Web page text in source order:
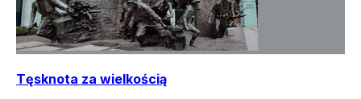
Tęsknota za wielkością